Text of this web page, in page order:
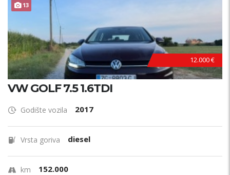
13
12.000 €
VW GOLF 7.5 1.6TDI
Godište vozila 2017
Vrsta goriva diesel
km 152.000